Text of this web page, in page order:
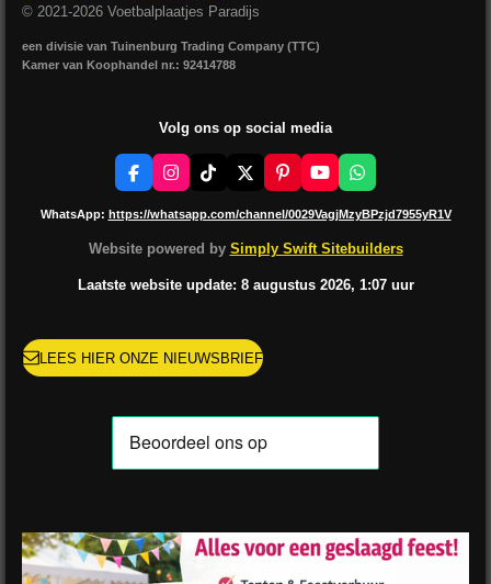
© 2021-2026 Voetbalplaatjes Paradijs
een divisie van Tuinenburg Trading Company (TTC)
Kamer van Koophandel nr.: 92414788
Volg ons op social media
F
a
c
b
k
I
n
s
a
r
a
T
k
o
X
P
i
n
e
r
s
Y
o
u
u
b
e
W
h
a
s
A
p
p
WhatsApp: https://whatsapp.com/channel/0029VagjMzyBPzjd7955yR1V
Website powered by Simply Swift Sitebuilders
Laatste website update: 8 augustus 2026, 1:07 uur
LEES HIER ONZE NIEUWSBRIEF